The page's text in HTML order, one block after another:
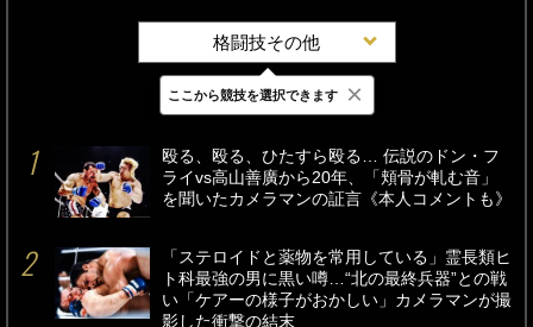
格闘技その他
最新 24時間 週間
殴る、殴る、ひたすら殴る… 伝説のドン・フ
ライvs高山善廣から20年、「頬骨が軋む音」
を聞いたカメラマンの証言《本人コメントも》
「ステロイドと薬物を常用している」霊長類ヒ
ト科最強の男に黒い噂…“北の最終兵器”との戦
い「ケアーの様子がおかしい」カメラマンが撮
影した衝撃の結末
ここから競技を選択できます ×